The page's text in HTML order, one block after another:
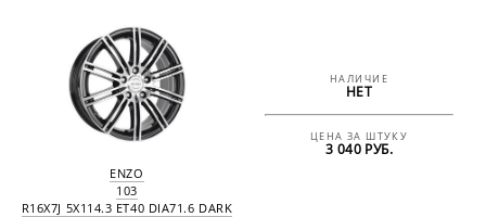
ENZO
103
R16X7J 5X114.3 ET40 DIA71.6 DARK
НАЛИЧИЕ
НЕТ
ЦЕНА ЗА ШТУКУ
3 040 РУБ.